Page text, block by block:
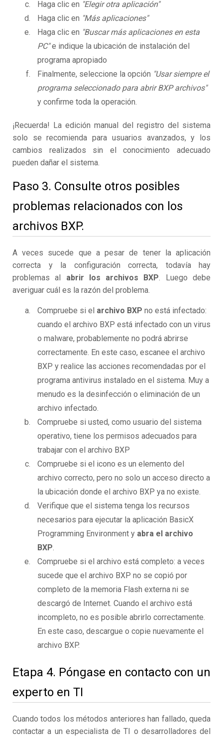
Haga clic en "Elegir otra aplicación"
Haga clic en "Más aplicaciones"
Haga clic en "Buscar más aplicaciones en esta
PC"e indique la ubicación de instalación del
programa apropiado
Finalmente, seleccione la opción "Usar siempre el
programa seleccionado para abrir BXP archivos"
y confirme toda la operación.
¡Recuerda! La edición manual del registro del sistema
solo se recomienda para usuarios avanzados, y los
cambios realizados sin el conocimiento adecuado
pueden dañar el sistema.
Paso 3. Consulte otros posibles
problemas relacionados con los
archivos BXP.
A veces sucede que a pesar de tener la aplicación
correcta y la configuración correcta, todavía hay
problemas al abrir los archivos BXP. Luego debe
averiguar cuál es la razón del problema.
Compruebe si el archivo BXP no está infectado:
cuando el archivo BXP está infectado con un virus
o malware, probablemente no podrá abrirse
correctamente. En este caso, escanee el archivo
BXP y realice las acciones recomendadas por el
programa antivirus instalado en el sistema. Muy a
menudo es la desinfección o eliminación de un
archivo infectado.
Compruebe si usted, como usuario del sistema
operativo, tiene los permisos adecuados para
trabajar con el archivo BXP
Compruebe si el icono es un elemento del
archivo correcto, pero no solo un acceso directo a
la ubicación donde el archivo BXP ya no existe.
Verifique que el sistema tenga los recursos
necesarios para ejecutar la aplicación BasicX
Programming Environment y abra el archivo
BXP.
Compruebe si el archivo está completo: a veces
sucede que el archivo BXP no se copió por
completo de la memoria Flash externa ni se
descargó de Internet. Cuando el archivo está
incompleto, no es posible abrirlo correctamente.
En este caso, descargue o copie nuevamente el
archivo BXP.
Etapa 4. Póngase en contacto con un
experto en TI
Cuando todos los métodos anteriores han fallado, queda
contactar a un especialista de TI o desarrolladores del